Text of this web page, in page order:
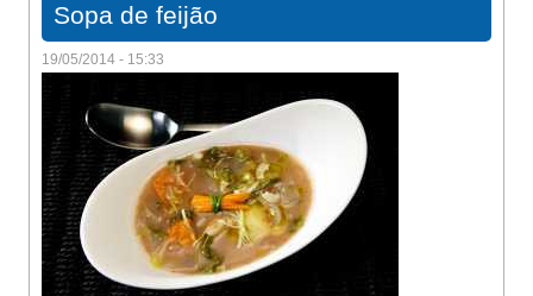
Sopa de feijão
19/05/2014 - 15:33